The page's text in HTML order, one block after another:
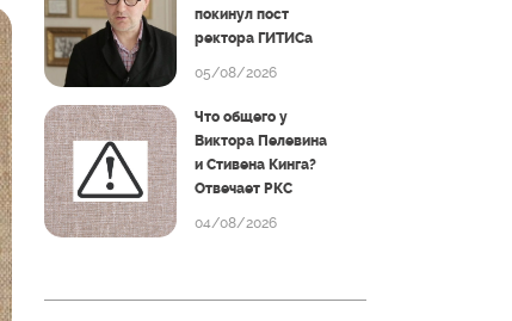
покинул пост
ректора ГИТИСа
05/08/2026
Что общего у
Виктора Пелевина
и Стивена Кинга?
Отвечает РКС
04/08/2026